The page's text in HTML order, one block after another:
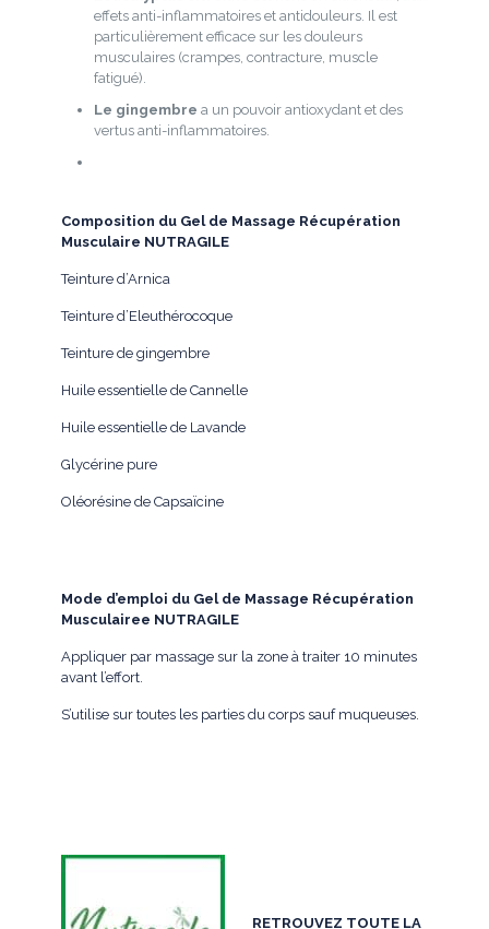
effets anti-inflammatoires et antidouleurs. Il est
particulièrement efficace sur les douleurs
musculaires (crampes, contracture, muscle
fatigué).
Le gingembre a un pouvoir antioxydant et des
vertus anti-inflammatoires.
Composition du Gel de Massage Récupération
Musculaire NUTRAGILE
Teinture d’Arnica
Teinture d’Eleuthérocoque
Teinture de gingembre
Huile essentielle de Cannelle
Huile essentielle de Lavande
Glycérine pure
Oléorésine de Capsaïcine
Mode d’emploi du Gel de Massage Récupération
Musculairee NUTRAGILE
Appliquer par massage sur la zone à traiter 10 minutes
avant l’effort.
S’utilise sur toutes les parties du corps sauf muqueuses.
RETROUVEZ TOUTE LA